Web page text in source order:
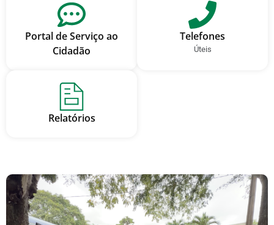
Portal de Serviço ao
Cidadão
Telefones
Úteis
Relatórios